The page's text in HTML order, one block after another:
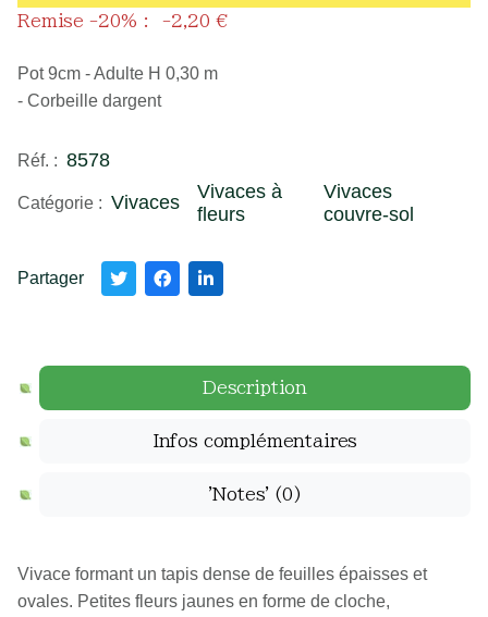
Remise -20% :
-2,20 €
Pot 9cm - Adulte H 0,30 m
- Corbeille dargent
Réf. : 8578
Catégorie : Vivaces
Vivaces à
fleurs
Vivaces
couvre-sol
Partager
Description
Infos complémentaires
'Notes' (0)
Vivace formant un tapis dense de feuilles épaisses et
ovales. Petites fleurs jaunes en forme de cloche,